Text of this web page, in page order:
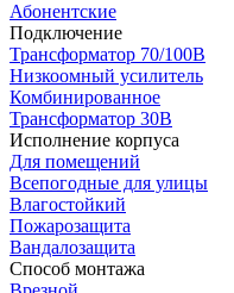
Абонентские
Подключение
Трансформатор 70/100В
Низкоомный усилитель
Комбинированное
Трансформатор 30В
Исполнение корпуса
Для помещений
Всепогодные для улицы
Влагостойкий
Пожарозащита
Вандалозащита
Способ монтажа